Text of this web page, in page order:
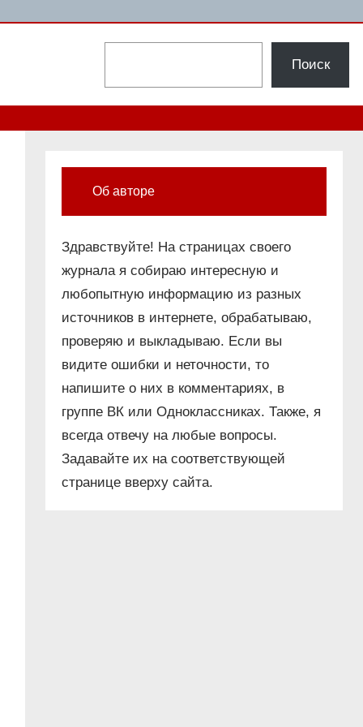
Поиск
Об авторе
Здравствуйте! На страницах своего
журнала я собираю интересную и
любопытную информацию из разных
источников в интернете, обрабатываю,
проверяю и выкладываю. Если вы
видите ошибки и неточности, то
напишите о них в комментариях, в
группе ВК или Одноклассниках. Также, я
всегда отвечу на любые вопросы.
Задавайте их на соответствующей
странице вверху сайта.